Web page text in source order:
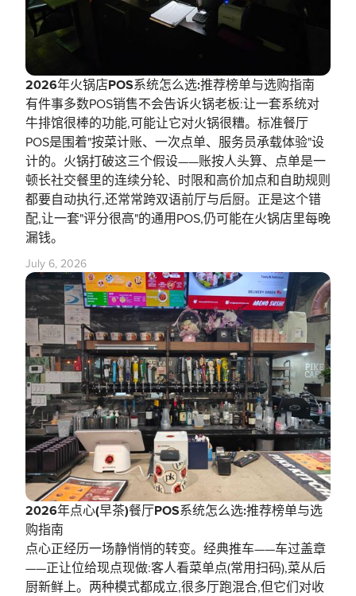
2026年火锅店POS系统怎么选:推荐榜单与选购指南
有件事多数POS销售不会告诉火锅老板:让一套系统对
牛排馆很棒的功能,可能让它对火锅很糟。标准餐厅
POS是围着"按菜计账、一次点单、服务员承载体验"设
计的。火锅打破这三个假设——账按人头算、点单是一
顿长社交餐里的连续分轮、时限和高价加点和自助规则
都要自动执行,还常常跨双语前厅与后厨。正是这个错
配,让一套"评分很高"的通用POS,仍可能在火锅店里每晚
漏钱。
July 6, 2026
2026年点心(早茶)餐厅POS系统怎么选:推荐榜单与选
购指南
点心正经历一场静悄悄的转变。经典推车——车过盖章
——正让位给现点现做:客人看菜单点(常用扫码),菜从后
厨新鲜上。两种模式都成立,很多厅跑混合,但它们对收